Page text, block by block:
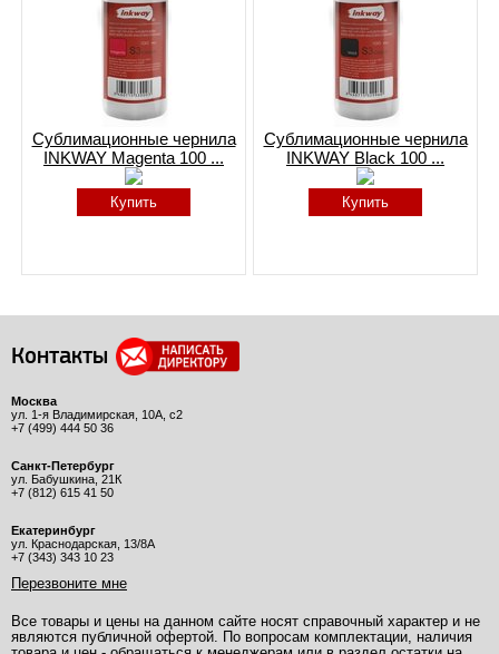
Сублимационные чернила
INKWAY Magenta 100 ...
Купить
Сублимационные чернила
INKWAY Black 100 ...
Купить
Контакты
Москва
ул. 1-я Владимирская, 10А, с2
+7 (499) 444 50 36
Санкт-Петербург
ул. Бабушкина, 21К
+7 (812) 615 41 50
Екатеринбург
ул. Краснодарская, 13/8А
+7 (343) 343 10 23
Перезвоните мне
Все товары и цены на данном сайте носят справочный характер и не
являются публичной офертой. По вопросам комплектации, наличия